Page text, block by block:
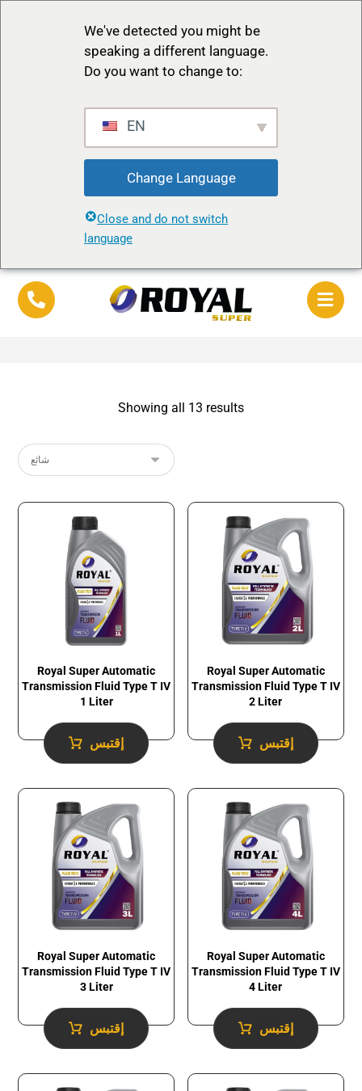
We've detected you might be
speaking a different language.
Do you want to change to:
EN
Change Language
Close and do not switch
language
Showing all 13 results
Royal Super Automatic
Transmission Fluid​ Type T IV
1 Liter
إقتبس
Royal Super Automatic
Transmission Fluid​ Type T IV
2 Liter
إقتبس
Royal Super Automatic
Transmission Fluid​ Type T IV
3 Liter
إقتبس
Royal Super Automatic
Transmission Fluid​ Type T IV
4 Liter
إقتبس